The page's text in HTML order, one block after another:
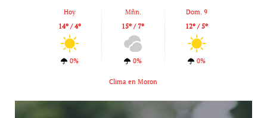
Hoy
14º / 4º
0%
Mñn.
15º / 7º
0%
Dom. 9
12º / 5º
0%
Clima en Moron